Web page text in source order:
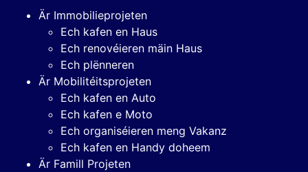
Är Immobilieprojeten
Ech kafen en Haus
Ech renovéieren mäin Haus
Ech plënneren
Är Mobilitéitsprojeten
Ech kafen en Auto
Ech kafen e Moto
Ech organiséieren meng Vakanz
Ech kafen en Handy doheem
Är Famill Projeten